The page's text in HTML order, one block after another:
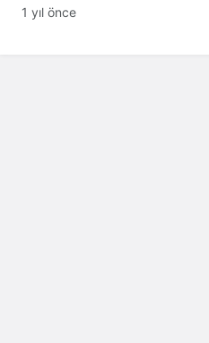
yıllarca öteliyor
1 yıl önce